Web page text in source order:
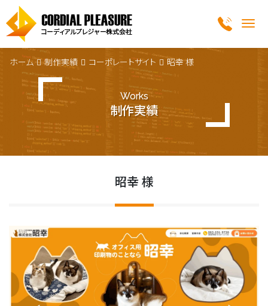
ホーム 制作実績 コーポレートサイト 昭幸 様
Works
制作実績
昭幸 様